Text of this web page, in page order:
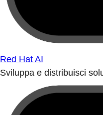
Red Hat AI
Sviluppa e distribuisci